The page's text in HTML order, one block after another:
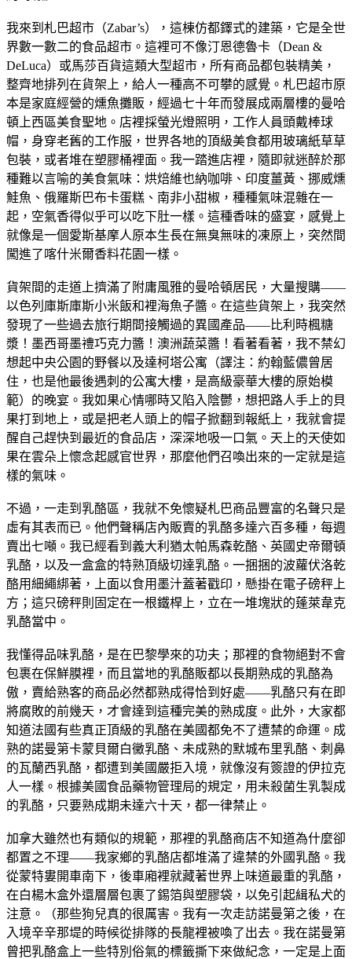
我來到札巴超市（Zabar’s），這棟仿都鐸式的建築，它是全世
界數一數二的食品超市。這裡可不像汀恩德魯卡（Dean &
DeLuca）或馬莎百貨這類大型超市，所有商品都包裝精美，
整齊地排列在貨架上，給人一種高不可攀的感覺。札巴超市原
本是家庭經營的燻魚攤販，經過七十年而發展成兩層樓的曼哈
頓上西區美食聖地。店裡採螢光燈照明，工作人員頭戴棒球
帽，身穿老舊的工作服，世界各地的頂級美食都用玻璃紙草草
包裝，或者堆在塑膠桶裡面。我一踏進店裡，隨即就迷醉於那
種難以言喻的美食氣味：烘焙維也納咖啡、印度薑黃、挪威燻
鮭魚、俄羅斯巴布卡蛋糕、南非小甜椒，種種氣味混雜在一
起，空氣香得似乎可以吃下肚一樣。這種香味的盛宴，感覺上
就像是一個愛斯基摩人原本生長在無臭無味的凍原上，突然間
闖進了喀什米爾香料花園一樣。
貨架間的走道上擠滿了附庸風雅的曼哈頓居民，大量搜購——
以色列庫斯庫斯小米飯和裡海魚子醬。在這些貨架上，我突然
發現了一些過去旅行期間接觸過的異國產品——比利時楓糖
漿！墨西哥墨禮巧克力醬！澳洲蔬菜醬！看著看著，我不禁幻
想起中央公園的野餐以及達柯塔公寓（譯注：約翰藍儂曾居
住，也是他最後遇刺的公寓大樓，是高級豪華大樓的原始模
範）的晚宴。我如果心情哪時又陷入陰鬱，想把路人手上的貝
果打到地上，或是把老人頭上的帽子掀翻到報紙上，我就會提
醒自己趕快到最近的食品店，深深地吸一口氣。天上的天使如
果在雲朵上懷念起感官世界，那麼他們召喚出來的一定就是這
樣的氣味。
不過，一走到乳酪區，我就不免懷疑札巴商品豐富的名聲只是
虛有其表而已。他們聲稱店內販賣的乳酪多達六百多種，每週
賣出七噸。我已經看到義大利猶太帕馬森乾酪、英國史帝爾頓
乳酪，以及一盒盒的特熟頂級切達乳酪。一捆捆的波蘿伏洛乾
酪用細繩綁著，上面以食用墨汁蓋著戳印，懸掛在電子磅秤上
方；這只磅秤則固定在一根鐵桿上，立在一堆塊狀的蓬萊韋克
乳酪當中。
我懂得品味乳酪，是在巴黎學來的功夫；那裡的食物絕對不會
包裹在保鮮膜裡，而且當地的乳酪販都以長期熟成的乳酪為
傲，賣給熟客的商品必然都熟成得恰到好處——乳酪只有在即
將腐敗的前幾天，才會達到這種完美的熟成度。此外，大家都
知道法國有些真正頂級的乳酪在美國都免不了遭禁的命運。成
熟的諾曼第卡蒙貝爾白黴乳酪、未成熟的默城布里乳酪、刺鼻
的瓦蘭西乳酪，都遭到美國嚴拒入境，就像沒有簽證的伊拉克
人一樣。根據美國食品藥物管理局的規定，用未殺菌生乳製成
的乳酪，只要熟成期未達六十天，都一律禁止。
加拿大雖然也有類似的規範，那裡的乳酪商店不知道為什麼卻
都置之不理——我家鄉的乳酪店都堆滿了違禁的外國乳酪。我
從蒙特婁開車南下，後車廂裡就藏著世界上味道最重的乳酪，
在白楊木盒外還層層包裹了錫箔與塑膠袋，以免引起緝私犬的
注意。（那些狗兒真的很厲害。我有一次走訪諾曼第之後，在
入境辛辛那堤的時候從排隊的長龍裡被喚了出去。我在諾曼第
曾把乳酪盒上一些特別俗氣的標籤撕下來做紀念，一定是上面